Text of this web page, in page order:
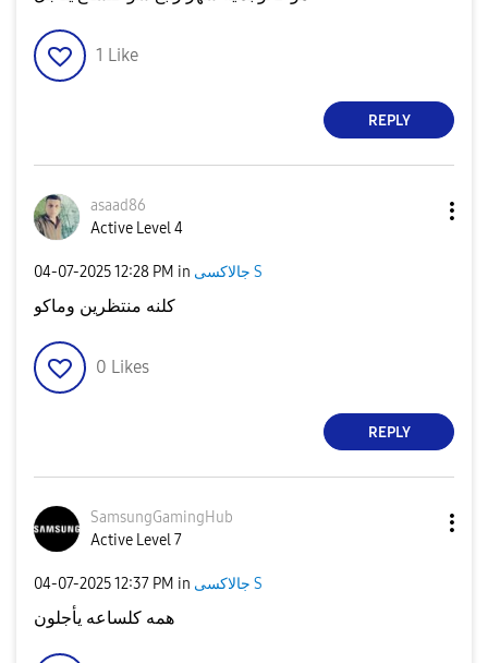
1 Like
REPLY
asaad86
Active Level 4
‎04-07-202512:28 PM in جالاكسى S
كلنه منتظرين وماكو
0 Likes
REPLY
SamsungGamingHub
Active Level 7
‎04-07-202512:37 PM in جالاكسى S
همه كلساعه يأجلون